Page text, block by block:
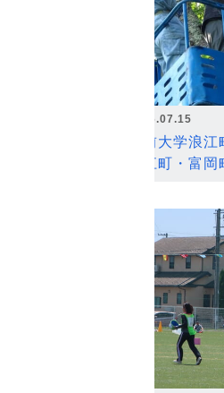
2026.07.15
弘前大学浪
浪江町・富